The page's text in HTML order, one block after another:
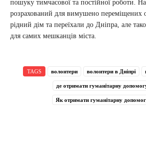
пошуку тимчасової та постійної роботи.
розрахований для вимушено переміщених
рідний дім та переїхали до Дніпра, але
для самих мешканців міста.
TAGS волонтери волонтери в Дніпрі
де отримати гуманітарну
Як отримати гуманітарну